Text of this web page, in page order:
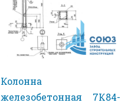
Колонна
железобетонная 7К84-